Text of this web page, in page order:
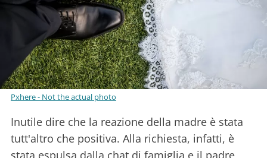
Pxhere - Not the actual photo
Inutile dire che la reazione della madre è stata
tutt'altro che positiva. Alla richiesta, infatti, è
stata espulsa dalla chat di famiglia e il padre,